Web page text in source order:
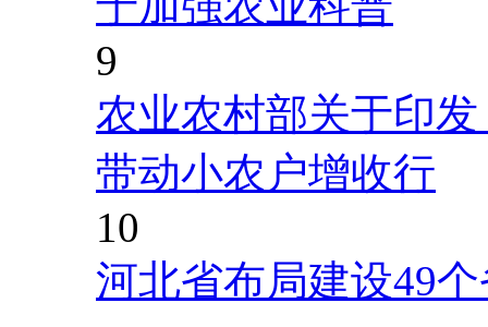
9
农业农村部关于印
带动小农户增收行
10
河北省布局建设49